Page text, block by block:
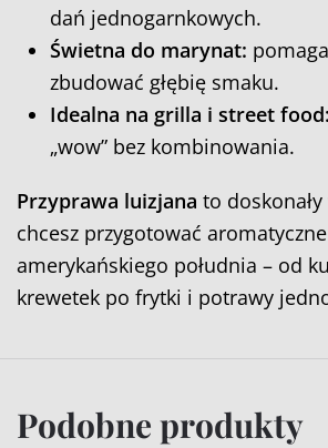
dań jednogarnkowych.
Świetna do marynat:
zbudować głębię smaku.
Idealna na grilla i street food:
„wow” bez kombinowania.
Przyprawa luizjana to
chcesz przygotować
amerykańskiego południa – od
krewetek po frytki i potrawy
Podobne produkty